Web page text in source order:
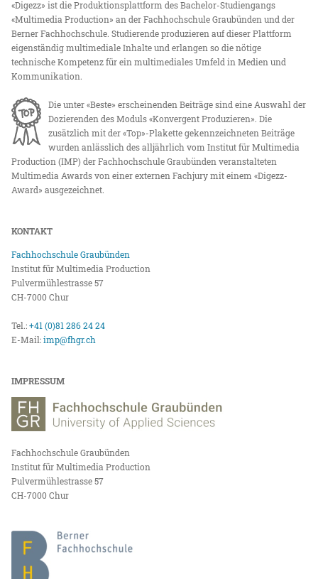
«Digezz» ist die Produktionsplattform des Bachelor-Studiengangs
«Multimedia Production» an der Fachhochschule Graubünden und der
Berner Fachhochschule. Studierende produzieren auf dieser Plattform
eigenständig multimediale Inhalte und erlangen so die nötige
technische Kompetenz für ein multimediales Umfeld in Medien und
Kommunikation.
Die unter «Beste» erscheinenden Beiträge sind eine Auswahl der
Dozierenden des Moduls «Konvergent Produzieren». Die
zusätzlich mit der «Top»-Plakette gekennzeichneten Beiträge
wurden anlässlich des alljährlich vom Institut für Multimedia
Production (IMP) der Fachhochschule Graubünden veranstalteten
Multimedia Awards von einer externen Fachjury mit einem «Digezz-
Award» ausgezeichnet.
KONTAKT
Fachhochschule Graubünden
Institut für Multimedia Production
Pulvermühlestrasse 57
CH-7000 Chur
Tel.:+41 (0)81 286 24 24
E-Mail:imp@fhgr.ch
IMPRESSUM
Fachhochschule Graubünden
Institut für Multimedia Production
Pulvermühlestrasse 57
CH-7000 Chur